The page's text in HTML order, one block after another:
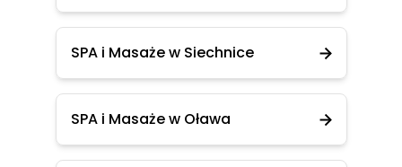
SPA i Masaże w Siechnice
SPA i Masaże w Oława